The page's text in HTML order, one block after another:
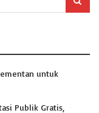
untuk
Publik Gratis,